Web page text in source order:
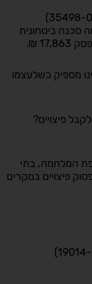
סכנה ביטחונית
₪.
מספיק כשלעצמו
פיצויים?
המלחמה, בתי
פיצויים במקרים